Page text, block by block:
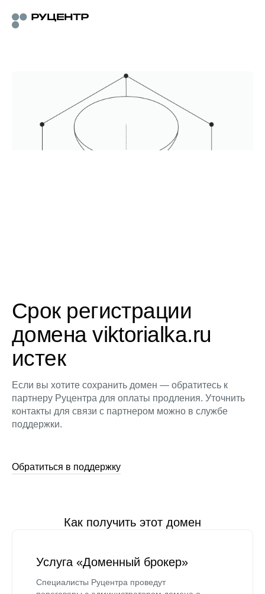
Срок регистрации
домена viktorialka.ru
истек
Если вы хотите сохранить домен — обратитесь к
партнеру Руцентра для оплаты продления. Уточнить
контакты для связи с партнером можно в службе
поддержки.
Обратиться в поддержку
Как получить этот домен
Услуга «Доменный брокер»
Специалисты Руцентра проведут